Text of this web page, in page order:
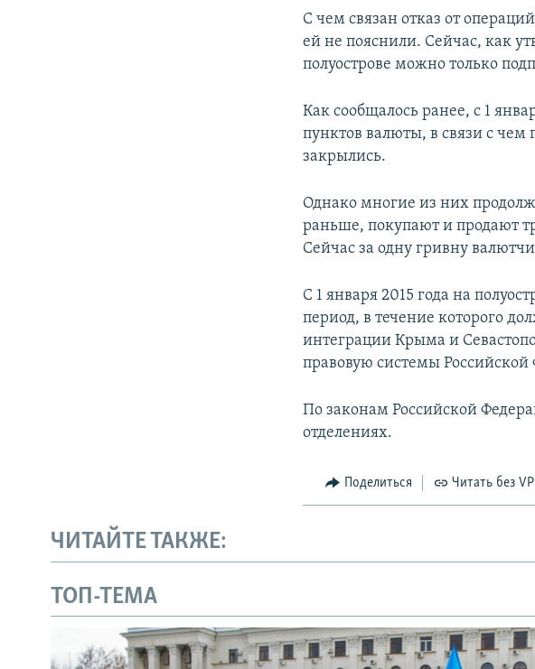
С чем связан отказ от
ей не пояснили. Сейчас, как
полуострове можно только
Как сообщалось ранее, с 1
пунктов валюты, в связи с
закрылись.
Однако многие из них
раньше, покупают и продают
Сейчас за одну гривну
С 1 января 2015 года на
период, в течение которого
интеграции Крыма и
правовую системы Российской
По законам Российской
отделениях.
Поделиться Читать без
ЧИТАЙТЕ ТАКЖЕ:
ТОП-ТЕМА